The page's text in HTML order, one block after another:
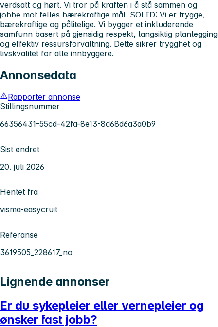
verdsatt og hørt. Vi tror på kraften i å stå sammen og
jobbe mot felles bærekraftige mål. SOLID: Vi er trygge,
bærekraftige og pålitelige. Vi bygger et inkluderende
samfunn basert på gjensidig respekt, langsiktig planlegging
og effektiv ressursforvaltning. Dette sikrer trygghet og
livskvalitet for alle innbyggere.
Annonsedata
Rapporter annonse
Stillingsnummer
66356431-55cd-42fa-8e13-8d68d6a3a0b9
Sist endret
20. juli 2026
Hentet fra
visma-easycruit
Referanse
3619505_228617_no
Lignende annonser
Er du sykepleier eller vernepleier og
ønsker fast jobb?